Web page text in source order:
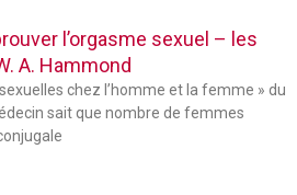
l’orgasme sexuel – les
A. Hammond
chez l’homme et la femme » du
sait que nombre de femmes